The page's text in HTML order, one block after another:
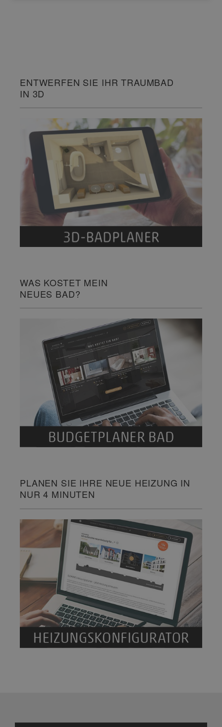
ENTWERFEN SIE IHR TRAUMBAD
IN 3D
WAS KOSTET MEIN
NEUES BAD?
PLANEN SIE IHRE NEUE HEIZUNG IN
NUR 4 MINUTEN